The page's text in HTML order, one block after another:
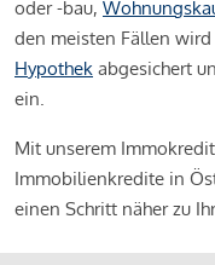
oder -bau,
den meisten Fällen
Hypothek abgesichert
ein.
Mit unserem
Immobilienkredite in
einen Schritt näher zu